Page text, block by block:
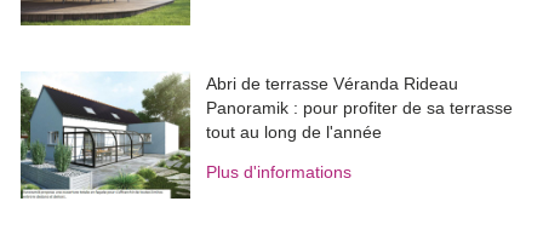
Abri de terrasse Véranda Rideau
Panoramik : pour profiter de sa terrasse
tout au long de l'année
Plus d'informations